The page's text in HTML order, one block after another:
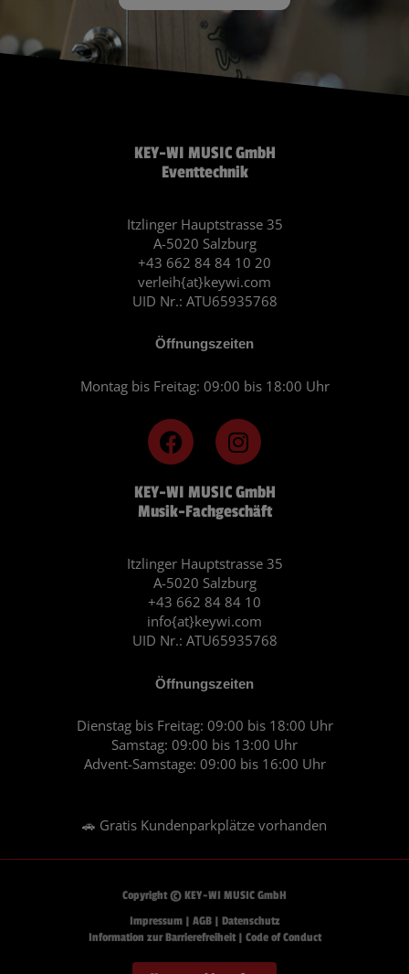
KEY-WI MUSIC GmbH
Musik-Fachgeschäft
Itzlinger Hauptstrasse 35
A-5020 Salzburg
+43 662 84 84 10
info{at}keywi.com
UID Nr.: ATU65935768
Öffnungszeiten
Dienstag bis Freitag: 09:00 bis 18:00 Uhr
Samstag: 09:00 bis 13:00 Uhr
Advent-Samstage: 09:00 bis 16:00 Uhr
🚗 Gratis Kundenparkplätze vorhanden
F
a
c
e
b
o
k
I
n
s
t
a
r
a
m
KEY-WI MUSIC GmbH
Eventtechnik
Itzlinger Hauptstrasse 35
A-5020 Salzburg
+43 662 84 84 10 20
verleih{at}keywi.com
UID Nr.: ATU65935768
Öffnungszeiten
Montag bis Freitag: 09:00 bis 18:00 Uhr
Copyright © KEY-WI MUSIC GmbH
Impressum| AGB| Datenschutz
Information zur Barrierefreiheit| Code of Conduct